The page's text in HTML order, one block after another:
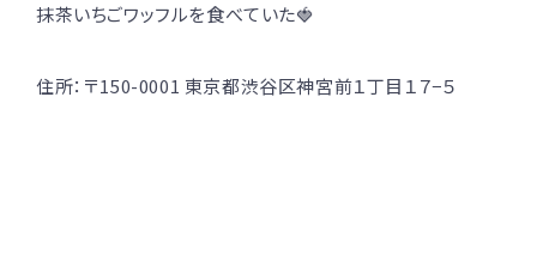
抹茶いちごワッフルを食べていた🍓
住所：〒150-0001 東京都渋谷区神宮前１丁目１７−５